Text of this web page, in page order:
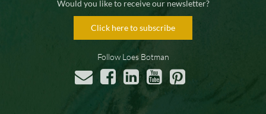
Would you like to receive our newsletter?
Click here to subscribe
Follow Loes Botman